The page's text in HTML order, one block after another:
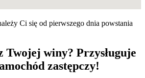
Ci się od pierwszego dnia powstania
Twojej winy? Przysługuje
zastępczy!